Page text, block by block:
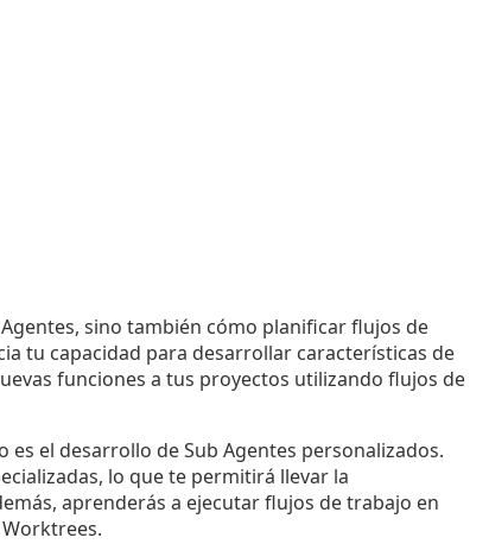
sino también cómo planificar flujos de
tu capacidad para desarrollar características de
funciones a tus proyectos utilizando flujos de
el desarrollo de Sub Agentes personalizados.
lo que te permitirá llevar la
aprenderás a ejecutar flujos de trabajo en